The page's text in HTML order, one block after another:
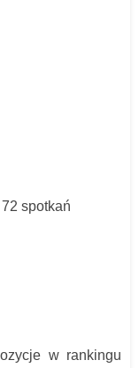
spotkań
w rankingu